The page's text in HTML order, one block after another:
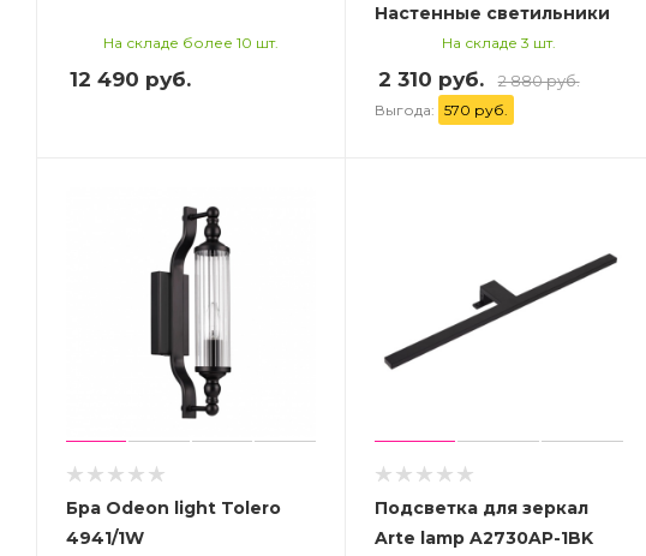
На складе более 10 шт.
12 490 руб.
Настенные светильники
На складе 3 шт.
2 310 руб. 2 880 руб.
Выгода: 570 руб.
Бра Odeon light Tolero
4941/1W
Подсветка для зеркал
Arte lamp A2730AP-1BK